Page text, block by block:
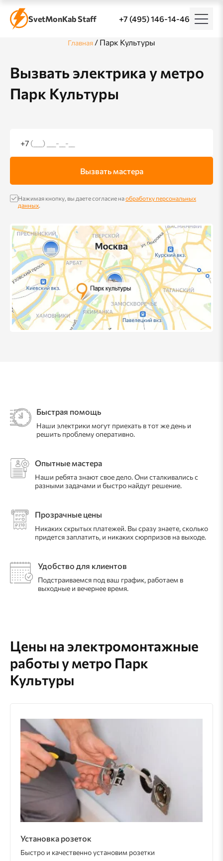
SvetMonKab Staff +7 (495) 146-14-46
Главная / Парк Культуры
Вызвать электрика у метро
Парк Культуры
+7 (___) ___-__-__
Вызвать мастера
Нажимая кнопку, вы даете согласие наобработку персональных
данных.
Быстрая помощь
Наши электрики могут приехать в тот же день и
решить проблему оперативно.
Опытные мастера
Наши ребята знают свое дело. Они сталкивались с
разными задачами и быстро найдут решение.
Прозрачные цены
Никаких скрытых платежей. Вы сразу знаете, сколько
придется заплатить, и никаких сюрпризов на выходе.
Удобство для клиентов
Подстраиваемся под ваш график, работаем в
выходные и вечернее время.
Цены на электромонтажные
работыу метро Парк
Культуры
Установка розеток
Быстро и качественно установим розетки